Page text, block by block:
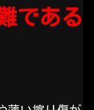
である